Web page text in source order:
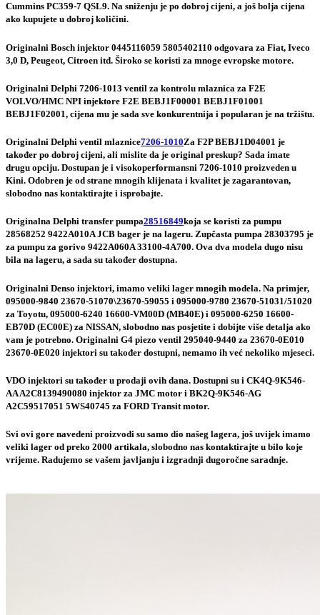
Cummins PC359-7 QSL9. Na sniženju je po dobroj cijeni, a još bolja cijena
ako kupujete u dobroj količini.
Originalni Bosch injektor 0445116059 5805402110 odgovara za Fiat, Iveco
3,0 D, Peugeot, Citroen itd. Široko se koristi za mnoge evropske motore.
Originalni Delphi 7206-1013 ventil za kontrolu mlaznica za F2E
VOLVO/HMC NPI injektore F2E BEBJ1F00001 BEBJ1F01001
BEBJ1F02001, cijena mu je sada sve konkurentnija i popularan je na tržištu.
Originalni Delphi ventil mlaznice7206-1010Za F2P BEBJ1D04001 je
također po dobroj cijeni, ali mislite da je original preskup? Sada imate
drugu opciju. Dostupan je i visokoperformansni 7206-1010 proizveden u
Kini. Odobren je od strane mnogih klijenata i kvalitet je zagarantovan,
slobodno nas kontaktirajte i isprobajte.
Originalna Delphi transfer pumpa28516849koja se koristi za pumpu
28568252 9422A010A JCB bager je na lageru. Zupčasta pumpa 28303795 je
za pumpu za gorivo 9422A060A 33100-4A700. Ova dva modela dugo nisu
bila na lageru, a sada su također dostupna.
Originalni Denso injektori, imamo veliki lager mnogih modela. Na primjer,
095000-9840 23670-51070\23670-59055 i 095000-9780 23670-51031/51020
za Toyotu, 095000-6240 16600-VM00D (MB40E) i 095000-6250 16600-
EB70D (EC00E) za NISSAN, slobodno nas posjetite i dobijte više detalja ako
vam je potrebno. Originalni G4 piezo ventil 295040-9440 za 23670-0E010
23670-0E020 injektori su također dostupni, nemamo ih već nekoliko mjeseci.
VDO injektori su također u prodaji ovih dana. Dostupni su i CK4Q-9K546-
AA A2C8139490080 injektor za JMC motor i BK2Q-9K546-AG
A2C59517051 5WS40745 za FORD Transit motor.
Svi ovi gore navedeni proizvodi su samo dio našeg lagera, još uvijek imamo
veliki lager od preko 2000 artikala, slobodno nas kontaktirajte u bilo koje
vrijeme. Radujemo se vašem javljanju i izgradnji dugoročne saradnje.